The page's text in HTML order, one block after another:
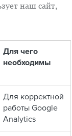
наш сайт,
Для чего
необходимы
Для корректной
работы Google
Analytics